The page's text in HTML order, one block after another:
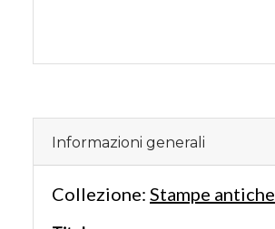
Informazioni generali
Collezione: Stampe antiche